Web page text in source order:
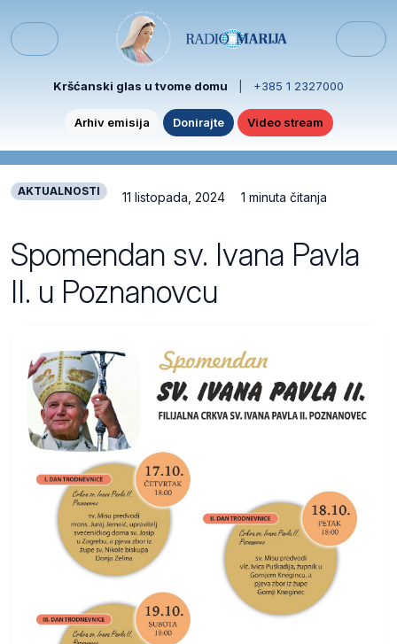
Menu
Kršćanski glas u tvome domu +385 1 2327000
Arhiv emisija Donirajte Video stream
AKTUALNOSTI 11 listopada, 2024 1 minuta čitanja
Spomendan sv. Ivana Pavla
II. u Poznanovcu